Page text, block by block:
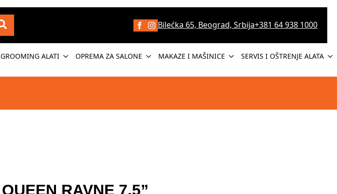
Bilećka 65, Beograd, Srbija+381 64 938 1000
GROOMING ALATI OPREMA ZA SALONE MAKAZE I MAŠINICE SERVIS I OŠTRENJE ALATA
QUEEN RAVNE 7,5”